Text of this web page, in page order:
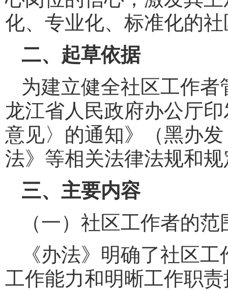
化、专业化、标准化的
二、起草依据
为建立健全社区工作
龙江省人民政府办公厅
意见〉的通知》（黑办
法》等相关法律法规和
三、主要内容
（一）社区工作者的
《办法》明确了社区
工作能力和明晰工作职